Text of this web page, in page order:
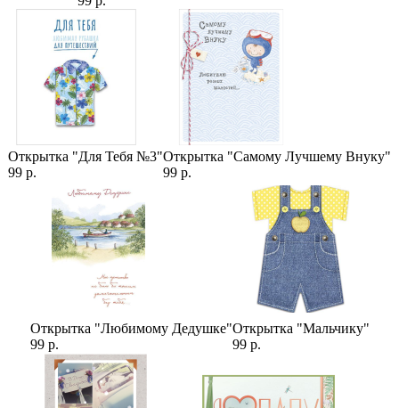
Открытка "Для Тебя №3"
99 р.
Открытка "Самому Лучшему Внуку"
99 р.
Открытка "Любимому Дедушке"
99 р.
Открытка "Мальчику"
99 р.